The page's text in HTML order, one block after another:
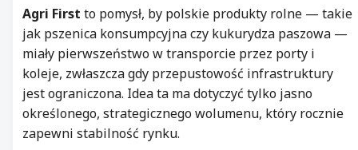
Agri First to pomysł, by polskie produkty rolne — takie
jak pszenica konsumpcyjna czy kukurydza paszowa —
miały pierwszeństwo w transporcie przez porty i
koleje, zwłaszcza gdy przepustowość infrastruktury
jest ograniczona. Idea ta ma dotyczyć tylko jasno
określonego, strategicznego wolumenu, który rocznie
zapewni stabilność rynku.